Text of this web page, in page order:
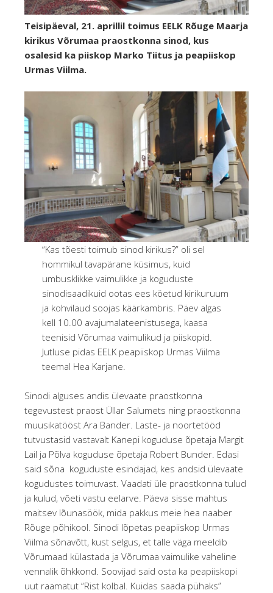
Teisipäeval, 21. aprillil toimus EELK Rõuge Maarja
kirikus Võrumaa praostkonna sinod, kus
osalesid ka piiskop Marko Tiitus ja peapiiskop
Urmas Viilma.
“Kas tõesti toimub sinod kirikus?” oli sel
hommikul tavapärane küsimus, kuid
umbusklikke vaimulikke ja koguduste
sinodisaadikuid ootas ees köetud kirikuruum
ja kohvilaud soojas käärkambris. Päev algas
kell 10.00 avajumalateenistusega, kaasa
teenisid Võrumaa vaimulikud ja piiskopid.
Jutluse pidas EELK peapiiskop Urmas Viilma
teemal Hea Karjane.
Sinodi alguses andis ülevaate praostkonna
tegevustest praost Üllar Salumets ning praostkonna
muusikatööst Ara Bander. Laste- ja noortetööd
tutvustasid vastavalt Kanepi koguduse õpetaja Margit
Lail ja Põlva koguduse õpetaja Robert Bunder. Edasi
said sõna koguduste esindajad, kes andsid ülevaate
kogudustes toimuvast. Vaadati üle praostkonna tulud
ja kulud, võeti vastu eelarve. Päeva sisse mahtus
maitsev lõunasöök, mida pakkus meie hea naaber
Rõuge põhikool. Sinodi lõpetas peapiiskop Urmas
Viilma sõnavõtt, kust selgus, et talle väga meeldib
Võrumaad külastada ja Võrumaa vaimulike vaheline
vennalik õhkkond. Soovijad said osta ka peapiiskopi
uut raamatut “Rist kolbal. Kuidas saada pühaks”